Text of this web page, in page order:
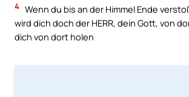
4 Wenn du bis an der Himmel Ende
wird dich doch der HERR, dein Gott, von
dich von dort holen